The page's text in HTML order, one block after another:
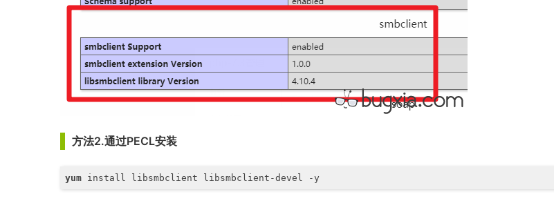
方法2.通过PECL安装
yum install libsmbclient libsmbclient-devel -y